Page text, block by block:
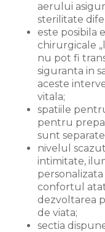
aerului
sterilitate
este posibila
chirurgicale
nu pot fi
siguranta in
aceste
vitala;
spatiile
pentru
sunt
nivelul
intimitate,
confortul
dezvoltarea
de viata;
sectia